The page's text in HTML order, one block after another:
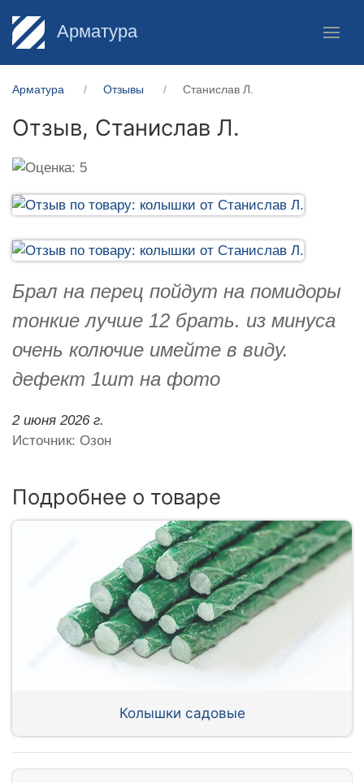
Арматура
Арматура Отзывы Станислав Л.
Отзыв, Станислав Л.
Брал на перец пойдут на помидоры
тонкие лучше 12 брать. из минуса
очень колючие имейте в виду.
дефект 1шт на фото
2 июня 2026 г.
Источник: Озон
Подробнее о товаре
Колышки садовые